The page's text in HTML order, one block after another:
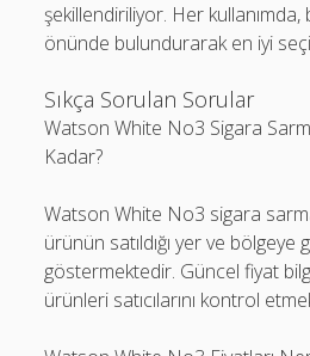
şekillendiriliyor. Her
önünde bulundurarak en iyi
Sıkça Sorulan Sorular
Watson White No3 Sigara
Kadar?
Watson White No3 sigara sarma
ürünün satıldığı yer ve bölgeye
göstermektedir. Güncel fiyat
ürünleri satıcılarını kontrol